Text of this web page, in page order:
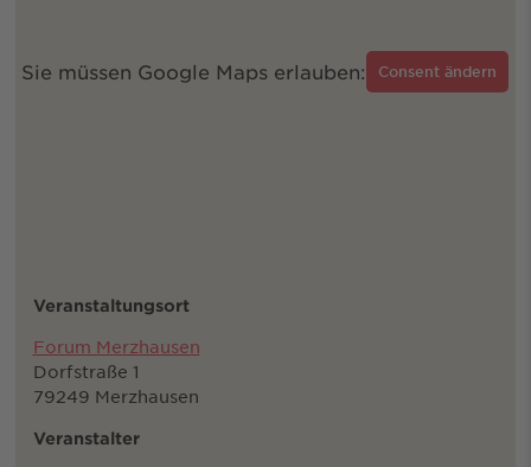
Sie müssen Google Maps erlauben: Consent ändern
Veranstaltungsort
Forum Merzhausen
Dorfstraße 1
79249 Merzhausen
Veranstalter